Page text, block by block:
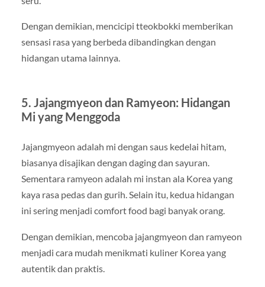
Dengan demikian, mencicipi tteokbokki memberikan
sensasi rasa yang berbeda dibandingkan dengan
hidangan utama lainnya.
5. Jajangmyeon dan Ramyeon: Hidangan
Mi yang Menggoda
Jajangmyeon adalah mi dengan saus kedelai hitam,
biasanya disajikan dengan daging dan sayuran.
Sementara ramyeon adalah mi instan ala Korea yang
kaya rasa pedas dan gurih. Selain itu, kedua hidangan
ini sering menjadi comfort food bagi banyak orang.
Dengan demikian, mencoba jajangmyeon dan ramyeon
menjadi cara mudah menikmati kuliner Korea yang
autentik dan praktis.